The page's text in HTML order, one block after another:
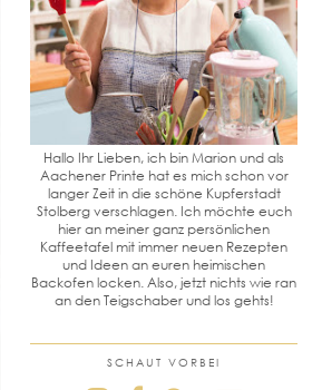
Hallo Ihr Lieben, ich bin Marion und als
Aachener Printe hat es mich schon vor
langer Zeit in die schöne Kupferstadt
Stolberg verschlagen. Ich möchte euch
hier an meiner ganz persönlichen
Kaffeetafel mit immer neuen Rezepten
und Ideen an euren heimischen
Backofen locken. Also, jetzt nichts wie ran
an den Teigschaber und los gehts!
SCHAUT VORBEI